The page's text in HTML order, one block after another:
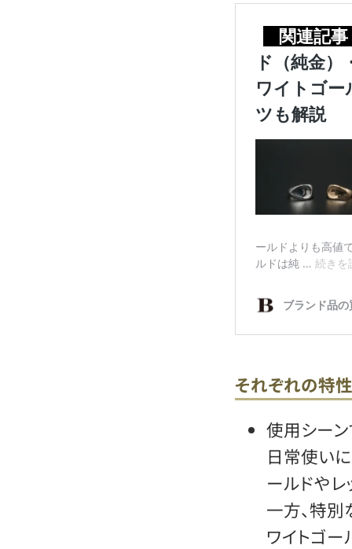
それぞれの特
使用シー
日常使い
ールドやレ
一方、特
ワイトゴー